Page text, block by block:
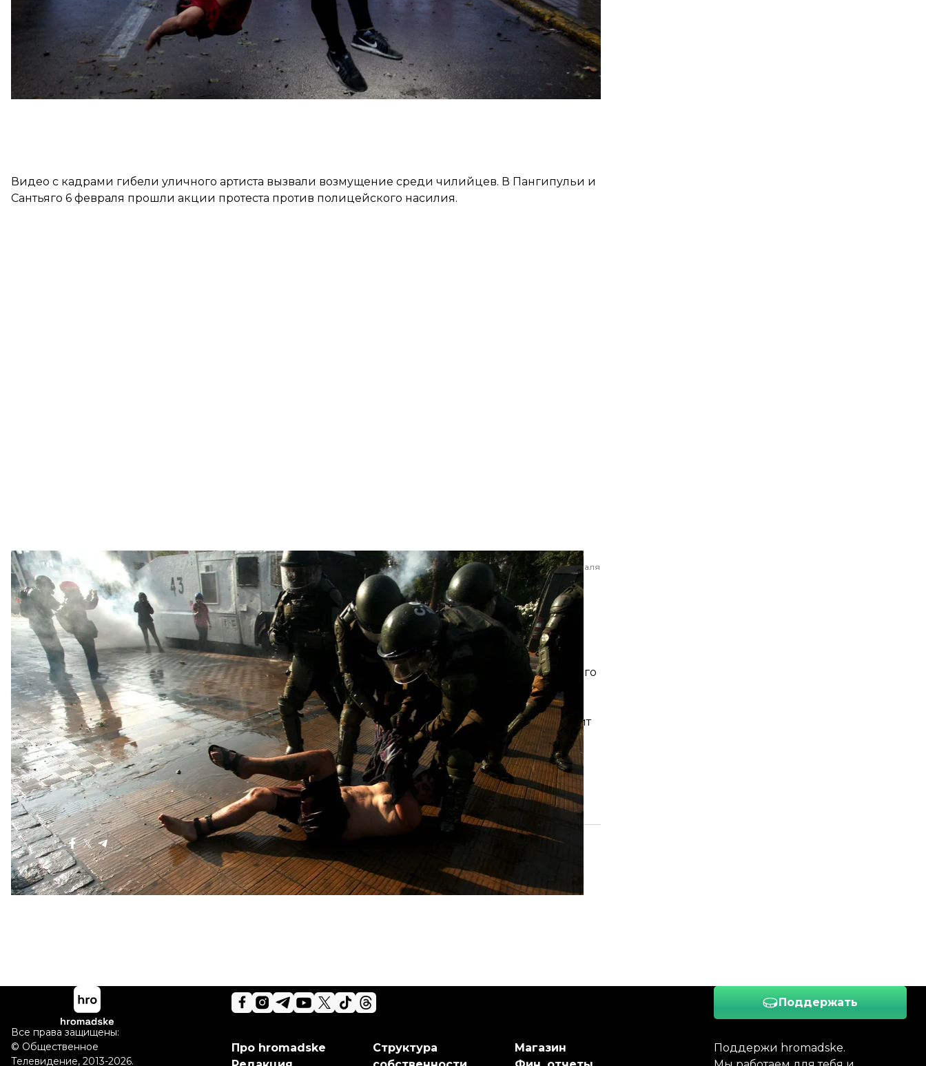
Видео с кадрами гибели уличного артиста вызвали возмущение среди чилийцев. В Пангипульи и
Сантьяго 6 февраля прошли акции протеста против полицейского насилия.
Протест против полицейского насилия, вызванный смертью уличного художника Франциско Мартинеса. Сантьяго, Чили, 6 февраля
2021 года
Ailen Diaz / AP
В Пангипульи протесты были особенно насильственные: протестующие строили баррикады,
бросали в полицию камни и подожгли около 10 зданий — в том числе здание городской власти,
передаетAP.
Президент Чили Себастьян Пиньера и несколько профильных министров в тот же день провели
экстренное совещание, где обсудили смерть Мартинеса и протесты. Полицейского, застрелившего
уличного артиста, арестовали и взяли под стражу до 8 февраля.
В Чили не впервые поднимается вопрос о чрезмерном насилии со стороны правоохранителей,
отмечает AP. Так, по данным местного Национального института прав человека, которые приводит
информагентство, более 450 человек получили травмы глаз вследствие действий полиции во
время уличных протестов в 2019 году.
Больше о чили
Поделиться:
Поддержать
Поддержи hromadske.
Про hromadske
Структура
Магазин
Все права защищены:
© Общественное
Телевидение, 2013-2026.